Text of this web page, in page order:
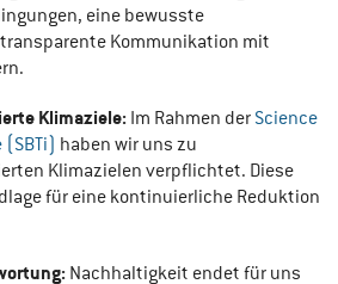
eine bewusste
Kommunikation mit
Klimaziele: Im Rahmen der Science
haben wir uns zu
Klimazielen verpflichtet. Diese
für eine kontinuierliche Reduktion
Nachhaltigkeit endet für uns